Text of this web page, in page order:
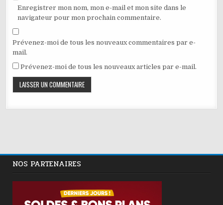
Enregistrer mon nom, mon e-mail et mon site dans le
navigateur pour mon prochain commentaire.
Prévenez-moi de tous les nouveaux commentaires par e-
mail.
Prévenez-moi de tous les nouveaux articles par e-mail.
NOS PARTENAIRES